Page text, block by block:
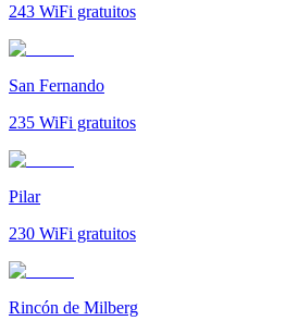
243 WiFi gratuitos
San Fernando
235 WiFi gratuitos
Pilar
230 WiFi gratuitos
Rincón de Milberg